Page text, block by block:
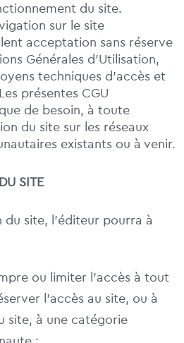
du site.
sur le site
acceptation sans réserve
Générales d’Utilisation,
techniques d’accès et
présentes CGU
de besoin, à toute
du site sur les réseaux
existants ou à venir.
SITE
site, l’éditeur pourra à
ou limiter l’accès à tout
l’accès au site, ou à
site, à une catégorie